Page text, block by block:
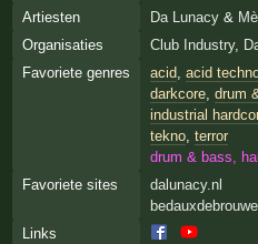
Artiesten
Da Lunacy&
Organisaties
Club Industry,
Favoriete genres
acid, acid
darkcore, drum
industrial
tekno, terror
drum & bass,
Favoriete sites
dalunacy.nl
Links